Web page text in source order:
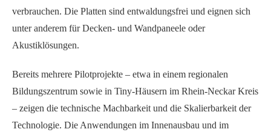
verbrauchen. Die Platten sind entwaldungsfrei und eignen sich
unter anderem für Decken- und Wandpaneele oder
Akustiklösungen.
Bereits mehrere Pilotprojekte – etwa in einem regionalen
Bildungszentrum sowie in Tiny-Häusern im Rhein-Neckar Kreis
– zeigen die technische Machbarkeit und die Skalierbarkeit der
Technologie. Die Anwendungen im Innenausbau und im